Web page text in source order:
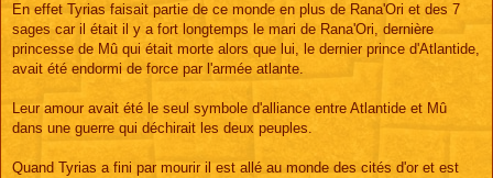
En effet Tyrias faisait partie de ce monde en plus de Rana'Ori et des 7
sages car il était il y a fort longtemps le mari de Rana'Ori, dernière
princesse de Mû qui était morte alors que lui, le dernier prince d'Atlantide,
avait été endormi de force par l'armée atlante.
Leur amour avait été le seul symbole d'alliance entre Atlantide et Mû
dans une guerre qui déchirait les deux peuples.
Quand Tyrias a fini par mourir il est allé au monde des cités d'or et est